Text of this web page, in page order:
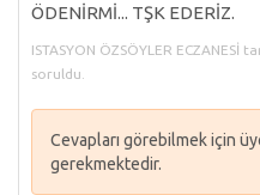
ÖDENİRMİ... TŞK EDERİZ.
ISTASYON ÖZSÖYLER
soruldu.
Cevapları görebilmek için
gerekmektedir.